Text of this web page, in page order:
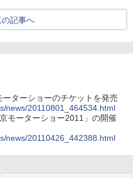
記事へ
ーターショーのチケットを発売
news/20110801_464534.html
モーターショー2011」の開催
news/20110426_442388.html